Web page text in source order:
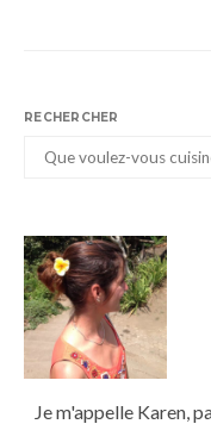
RECHERCHER
Je m'appelle Karen,